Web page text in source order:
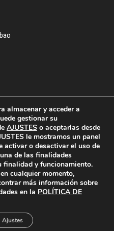
– De 16:30 a 18:30 h.
Acceso Colegiados
Política de cookies
almacenar y acceder a
gestionar su
AJUSTES o aceptarlas desde
le mostramos un panel
activar o desactivar el uso de
de las finalidades
finalidad y funcionamiento.
cualquier momento,
más información sobre
en la POLÍTICA DE
Ajustes